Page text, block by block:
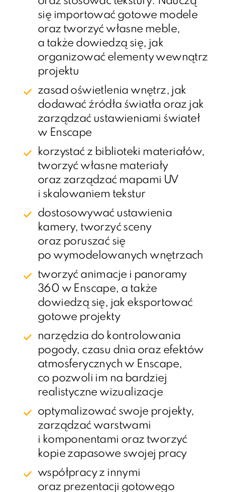
się importować gotowe modele
oraz tworzyć własne meble,
a także dowiedzą się, jak
organizować elementy wewnątrz
projektu
zasad oświetlenia wnętrz, jak
dodawać źródła światła oraz jak
zarządzać ustawieniami świateł
w Enscape
korzystać z biblioteki materiałów,
tworzyć własne materiały
oraz zarządzać mapami UV
i skalowaniem tekstur
dostosowywać ustawienia
kamery, tworzyć sceny
oraz poruszać się
po wymodelowanych wnętrzach
tworzyć animacje i panoramy
360 w Enscape, a także
dowiedzą się, jak eksportować
gotowe projekty
narzędzia do kontrolowania
pogody, czasu dnia oraz efektów
atmosferycznych w Enscape,
co pozwoli im na bardziej
realistyczne wizualizacje
optymalizować swoje projekty,
zarządzać warstwami
i komponentami oraz tworzyć
kopie zapasowe swojej pracy
współpracy z innymi
oraz prezentacji gotowego